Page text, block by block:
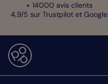
+ 14000 avis clients
4,9/5 sur Trustpilot et Google